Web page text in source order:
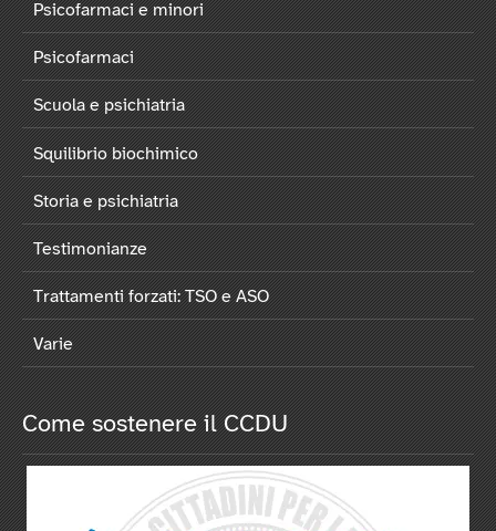
Psicofarmaci e minori
Psicofarmaci
Scuola e psichiatria
Squilibrio biochimico
Storia e psichiatria
Testimonianze
Trattamenti forzati: TSO e ASO
Varie
Come sostenere il CCDU